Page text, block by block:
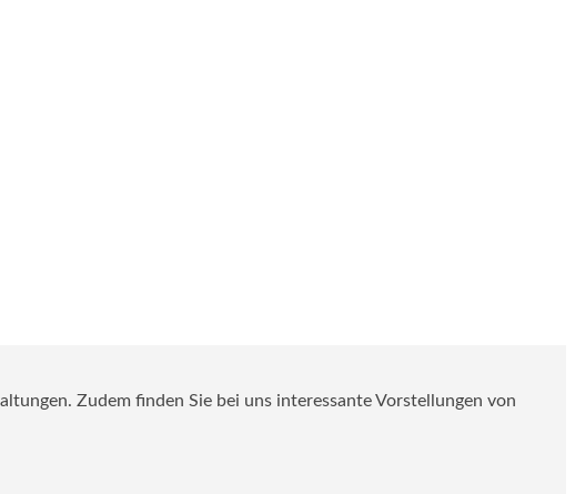
Zudem finden Sie bei uns interessante Vorstellungen von